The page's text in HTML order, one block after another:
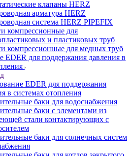
клапаны HERZ
арматура HERZ
система HERZ PIPEFIX
компрессионные для
и пластиковых труб
компрессионные для медных труб
EDER для поддержания давления в
EDER для поддержания
в системах отопления
баки для водоснабжения
баки с элементами из
стали контактирующих с
баки для солнечных систем